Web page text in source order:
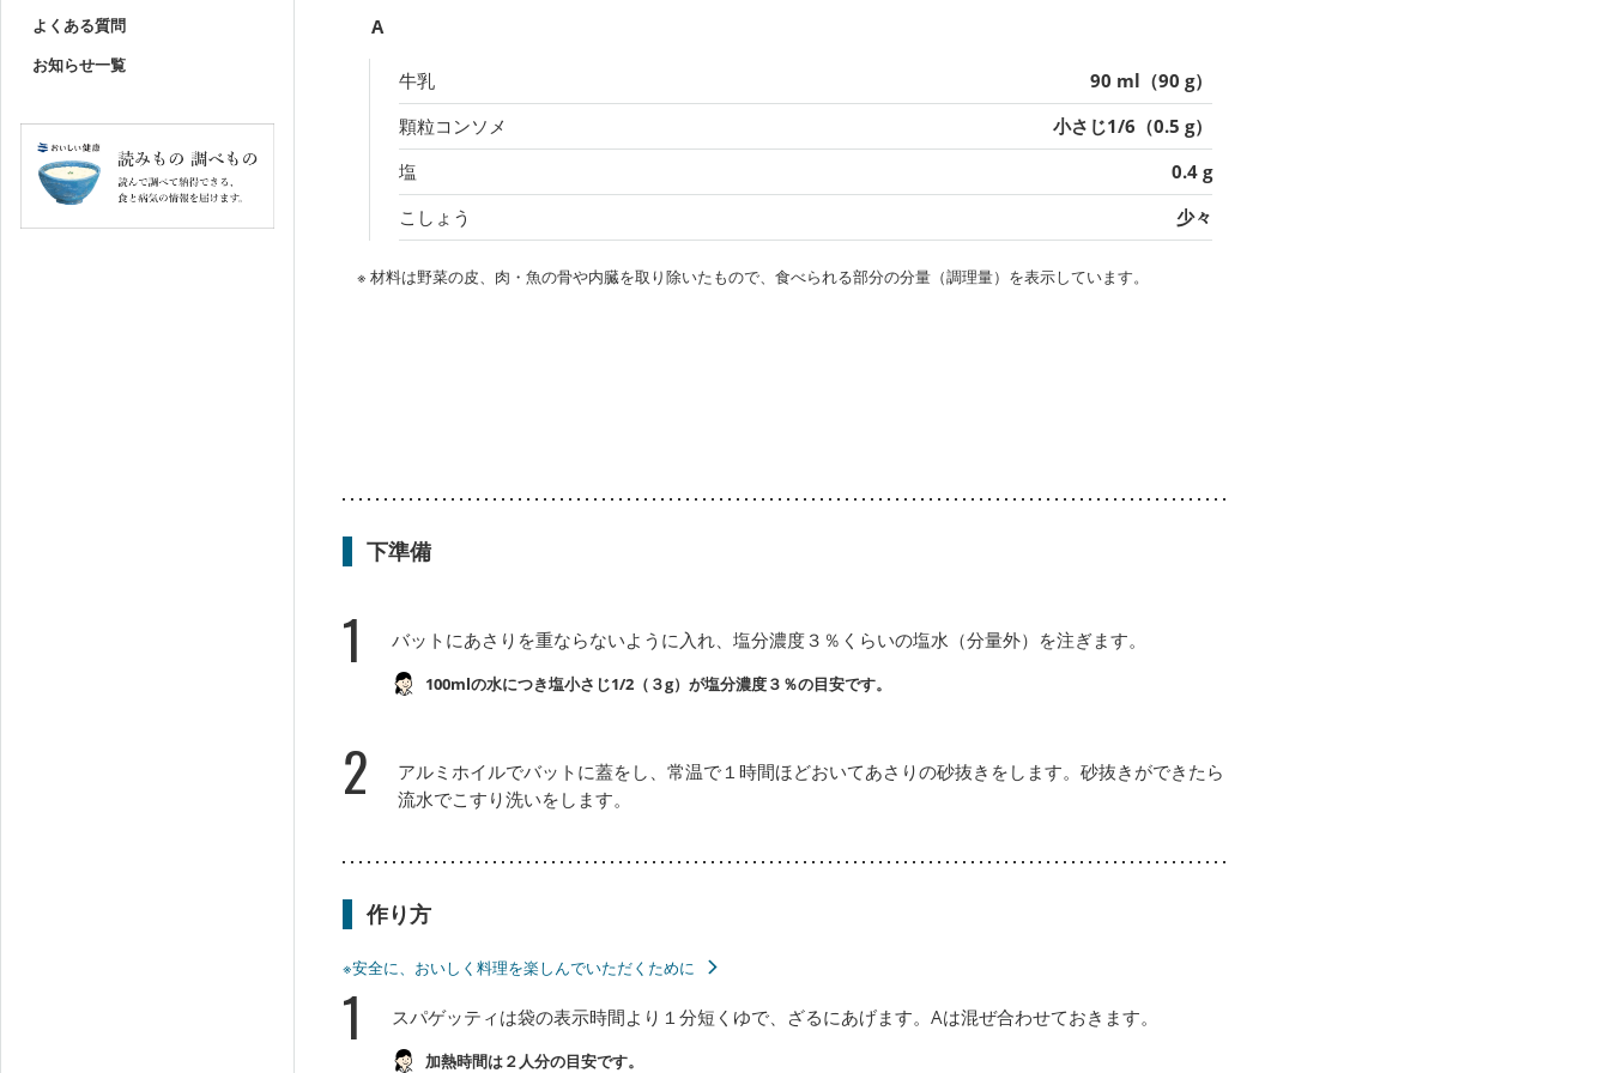
よくある質問
お知らせ一覧
A
牛乳
90 ml（90 g）
顆粒コンソメ
小さじ1/6（0.5 g）
塩
0.4 g
こしょう
少々
※ 材料は野菜の皮、肉・魚の骨や内臓を取り除いたもので、食べられる部分の分量（調理量）を表示しています。
下準備
1 バットにあさりを重ならないように入れ、塩分濃度３％くらいの塩水（分量外）を注ぎます。
100mlの水につき塩小さじ1/2（３g）が塩分濃度３％の目安です。
2
アルミホイルでバットに蓋をし、常温で１時間ほどおいてあさりの砂抜きをします。砂抜きができたら
流水でこすり洗いをします。
作り方
※安全に、おいしく料理を楽しんでいただくために
1 スパゲッティは袋の表示時間より１分短くゆで、ざるにあげます。Aは混ぜ合わせておきます。
加熱時間は２人分の目安です。